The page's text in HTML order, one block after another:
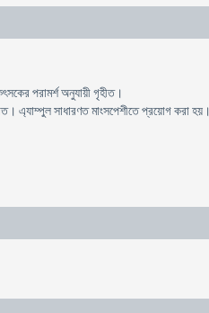
পরামর্শ অনুযায়ী গৃহীত।
এ্যাম্পুল সাধারণত মাংসপেশীতে প্রয়োগ করা হয়।